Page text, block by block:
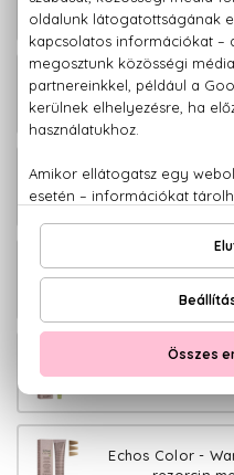
rezorcin
Echos Color -
rezorcin
Echos Color -
rezorcin
Echos Color -
Echos Color -
rezorcin
Echos Color -